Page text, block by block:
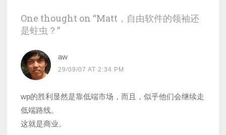
One thought on “Matt，自由软件的领袖还
是蛀虫？ ”
aw
29/09/07 AT 2:34 PM
wp的胜利显然是靠低端市场，而且，似乎他们会继续走
低端路线。
这就是商业。